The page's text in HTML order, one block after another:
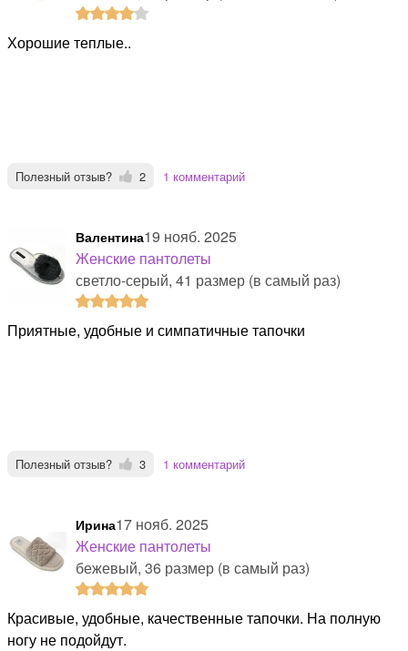
Хорошие теплые..
Полезный отзыв? 2 1 комментарий
Валентина19 нояб. 2025
Женские пантолеты
светло-серый, 41 размер (в самый раз)
Приятные, удобные и симпатичные тапочки
Полезный отзыв? 3 1 комментарий
Ирина17 нояб. 2025
Женские пантолеты
бежевый, 36 размер (в самый раз)
Красивые, удобные, качественные тапочки. На полную
ногу не подойдут.